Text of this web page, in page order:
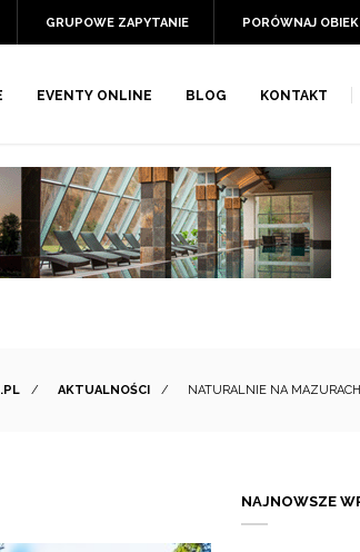
PORÓWNAJ
GRUPOWE ZAPYTANIE
EVENTY ONLINE BLOG KONTAKT
/ AKTUALNOŚCI / NATURALNIE NA
NAJNOWSZE